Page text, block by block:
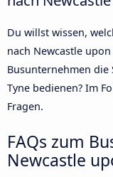
Du willst wissen,
nach Newcastle
Busunternehmen die
Tyne bedienen? Im
Fragen.
FAQs zum
Newcastle